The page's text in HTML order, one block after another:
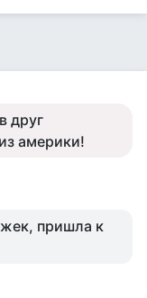
друг
америки!
пришла к